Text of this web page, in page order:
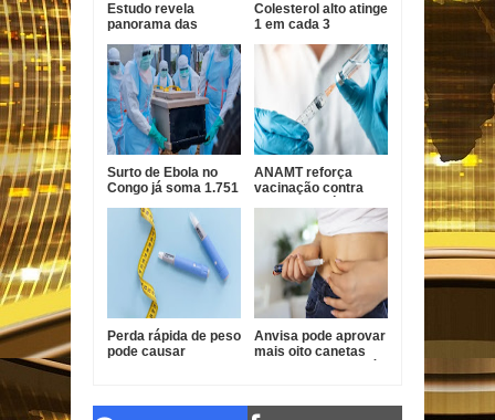
Estudo revela
panorama das
Brasil e aponta
desafios para
eliminação até 2030
Colesterol alto atinge
1 em cada 3
evoluir sem
Surto de Ebola no
Congo já soma 1.751
ANAMT reforça
vacinação contra
em São Paulo
Perda rápida de peso
pode causar
Anvisa pode aprovar
mais oito canetas